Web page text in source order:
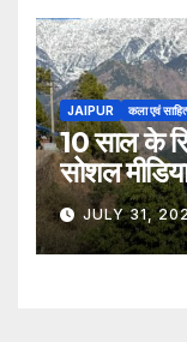
JAIPUR कला एवं
10 साल के
सोशल
JULY 31,